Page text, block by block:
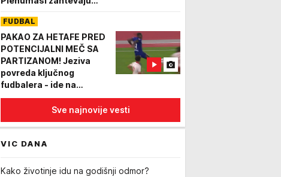
pogledajte šta su razlozi
FUDBAL
PAKAO ZA HETAFE PRED
POTENCIJALNI MEČ SA
PARTIZANOM! Jeziva
povreda ključnog
fudbalera - ide na
operaciju, pa sledi duga
pauza! (VIDEO)Sve najnovije vesti
VIC DANA
Kako životinje idu na godišnji odmor?